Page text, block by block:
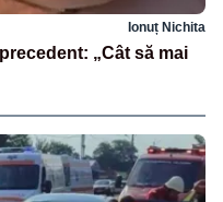
Ionuț Nichita
„Cât să mai